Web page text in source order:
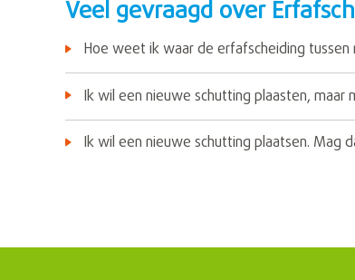
Veel gevraagd over
Hoe weet ik waar de erfafscheiding
Ik wil een nieuwe schutting plaasten,
Ik wil een nieuwe schutting plaatsen. Mag